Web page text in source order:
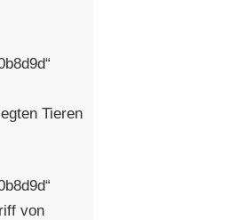
Tieren
von